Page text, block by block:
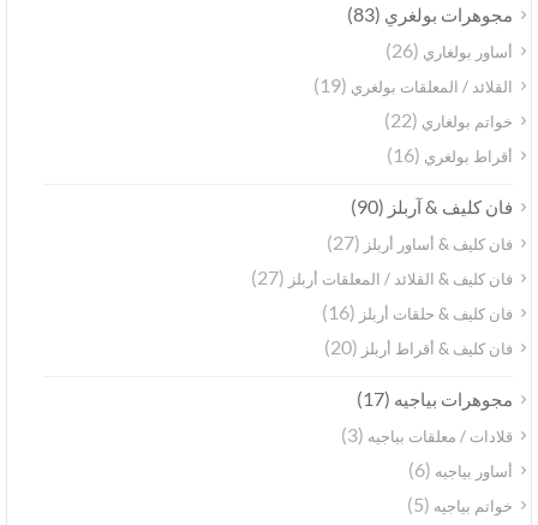
مجوهرات بولغري(83)
أساور بولغاري(26)
القلائد / المعلقات بولغري(19)
خواتم بولغاري(22)
أقراط بولغري(16)
فان كليف & آربلز (90)
فان كليف & أساور أربلز (27)
فان كليف & القلائد / المعلقات أربلز (27)
فان كليف & حلقات أربلز (16)
فان كليف & أقراط أربلز (20)
مجوهرات بياجيه(17)
قلادات / معلقات بياجيه(3)
أساور بياجيه(6)
خواتم بياجيه(5)